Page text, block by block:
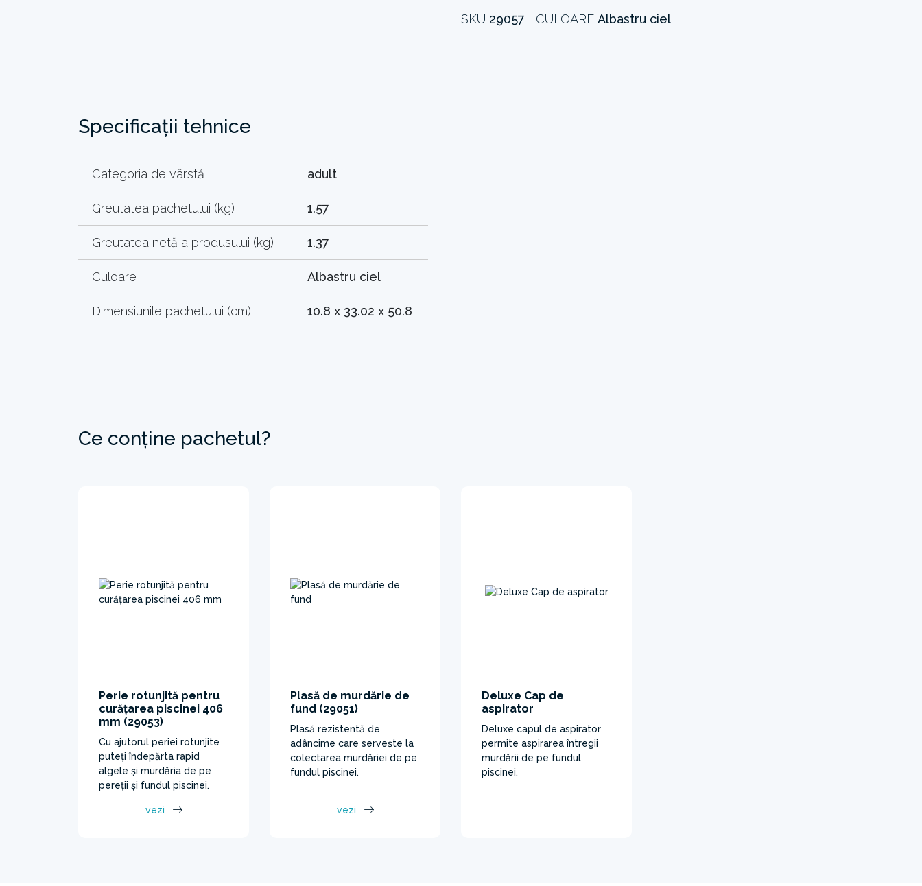
SKU 29057 CULOARE Albastru ciel
Specificații tehnice
Categoria de vârstă adult
Greutatea pachetului (kg) 1.57
Greutatea netă a produsului (kg) 1.37
Culoare Albastru ciel
Dimensiunile pachetului (cm) 10.8 x 33.02 x 50.8
Ce conține pachetul?
Perie rotunjită pentru
curățarea piscinei 406
mm (29053)
Cu ajutorul periei rotunjite
puteți îndepărta rapid
algele și murdăria de pe
pereții și fundul piscinei.
vezi
Plasă de murdărie de
fund (29051)
Plasă rezistentă de
adâncime care servește la
colectarea murdăriei de pe
fundul piscinei.
vezi
Deluxe Cap de
aspirator
Deluxe capul de aspirator
permite aspirarea întregii
murdării de pe fundul
piscinei.